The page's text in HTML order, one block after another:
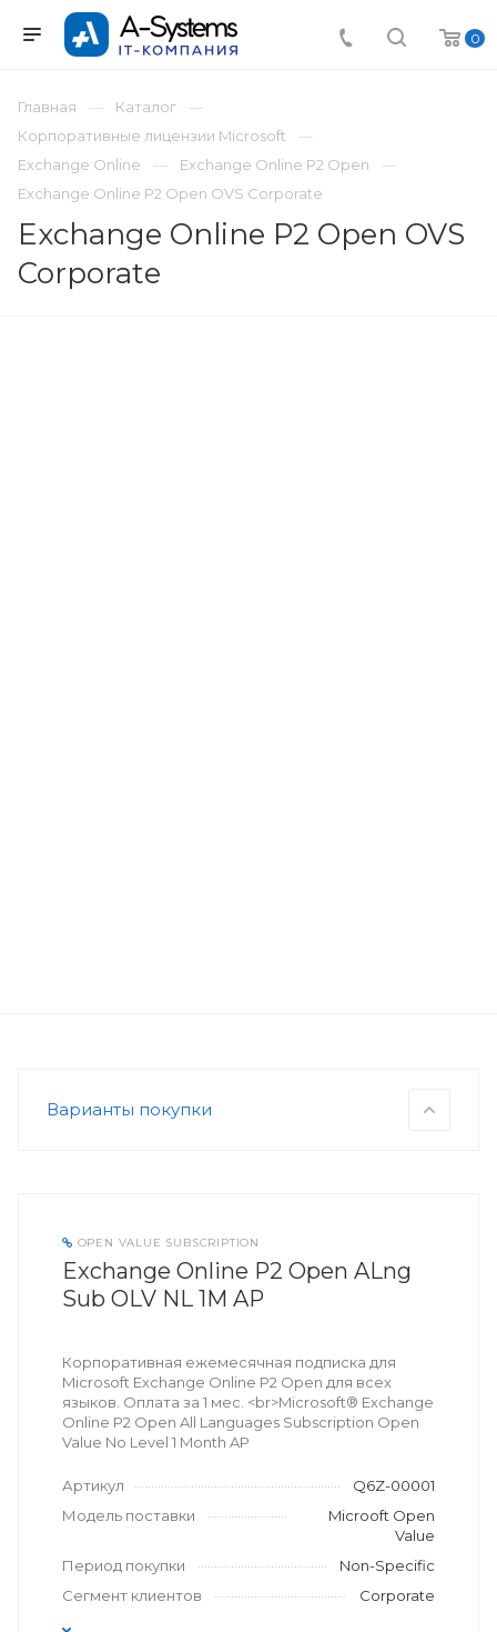
0
Главная
Каталог
Корпоративные лицензии Microsoft
Exchange Online
Exchange Online P2 Open
Exchange Online P2 Open OVS Corporate
Exchange Online P2 Open OVS
Corporate
Варианты покупки
OPEN VALUE SUBSCRIPTION
Exchange Online P2 Open ALng
Sub OLV NL 1M AP
Корпоративная ежемесячная подписка для
Microsoft Exchange Online P2 Open для всех
языков. Оплата за 1 мес. <br>Microsoft® Exchange
Online P2 Open All Languages Subscription Open
Value No Level 1 Month AP
Артикул
Q6Z-00001
Модель поставки
Microoft Open
Value
Период покупки
Non-Specific
Сегмент клиентов
Corporate